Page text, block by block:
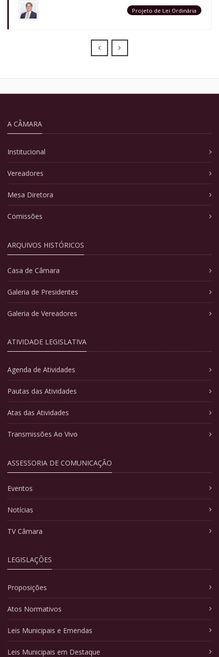
Projeto de Lei Ordinária
Prev Next
A CÂMARA
Institucional
Vereadores
Mesa Diretora
Comissões
ARQUIVOS HISTÓRICOS
Casa de Câmara
Galeria de Presidentes
Galeria de Vereadores
ATIVIDADE LEGISLATIVA
Agenda de Atividades
Pautas das Atividades
Atas das Atividades
Transmissões Ao Vivo
ASSESSORIA DE COMUNICAÇÃO
Eventos
Notícias
TV Câmara
LEGISLAÇÕES
Proposições
Atos Normativos
Leis Municipais e Emendas
Leis Municipais em Destaque